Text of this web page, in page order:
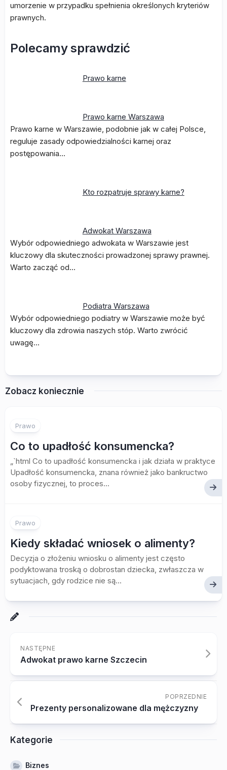
umorzenie w przypadku spełnienia określonych kryteriów
prawnych.
Polecamy sprawdzić
Prawo karne
Prawo karne Warszawa
Prawo karne w Warszawie, podobnie jak w całej Polsce,
reguluje zasady odpowiedzialności karnej oraz
postępowania…
Kto rozpatruje sprawy karne?
Adwokat Warszawa
Wybór odpowiedniego adwokata w Warszawie jest
kluczowy dla skuteczności prowadzonej sprawy prawnej.
Warto zacząć od…
Podiatra Warszawa
Wybór odpowiedniego podiatry w Warszawie może być
kluczowy dla zdrowia naszych stóp. Warto zwrócić
uwagę…
Zobacz koniecznie
Prawo
Co to upadłość konsumencka?
„`html Co to upadłość konsumencka i jak działa w praktyce
Upadłość konsumencka, znana również jako bankructwo
osoby fizycznej, to proces...
Prawo
Kiedy składać wniosek o alimenty?
Decyzja o złożeniu wniosku o alimenty jest często
podyktowana troską o dobrostan dziecka, zwłaszcza w
sytuacjach, gdy rodzice nie są...
NASTĘPNE
Adwokat prawo karne Szczecin
POPRZEDNIE
Prezenty personalizowane dla mężczyzny
Kategorie
Biznes